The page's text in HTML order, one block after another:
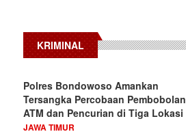
KRIMINAL
Polres Bondowoso Amankan
Tersangka Percobaan Pembobolan
ATM dan Pencurian di Tiga Lokasi
JAWA TIMUR